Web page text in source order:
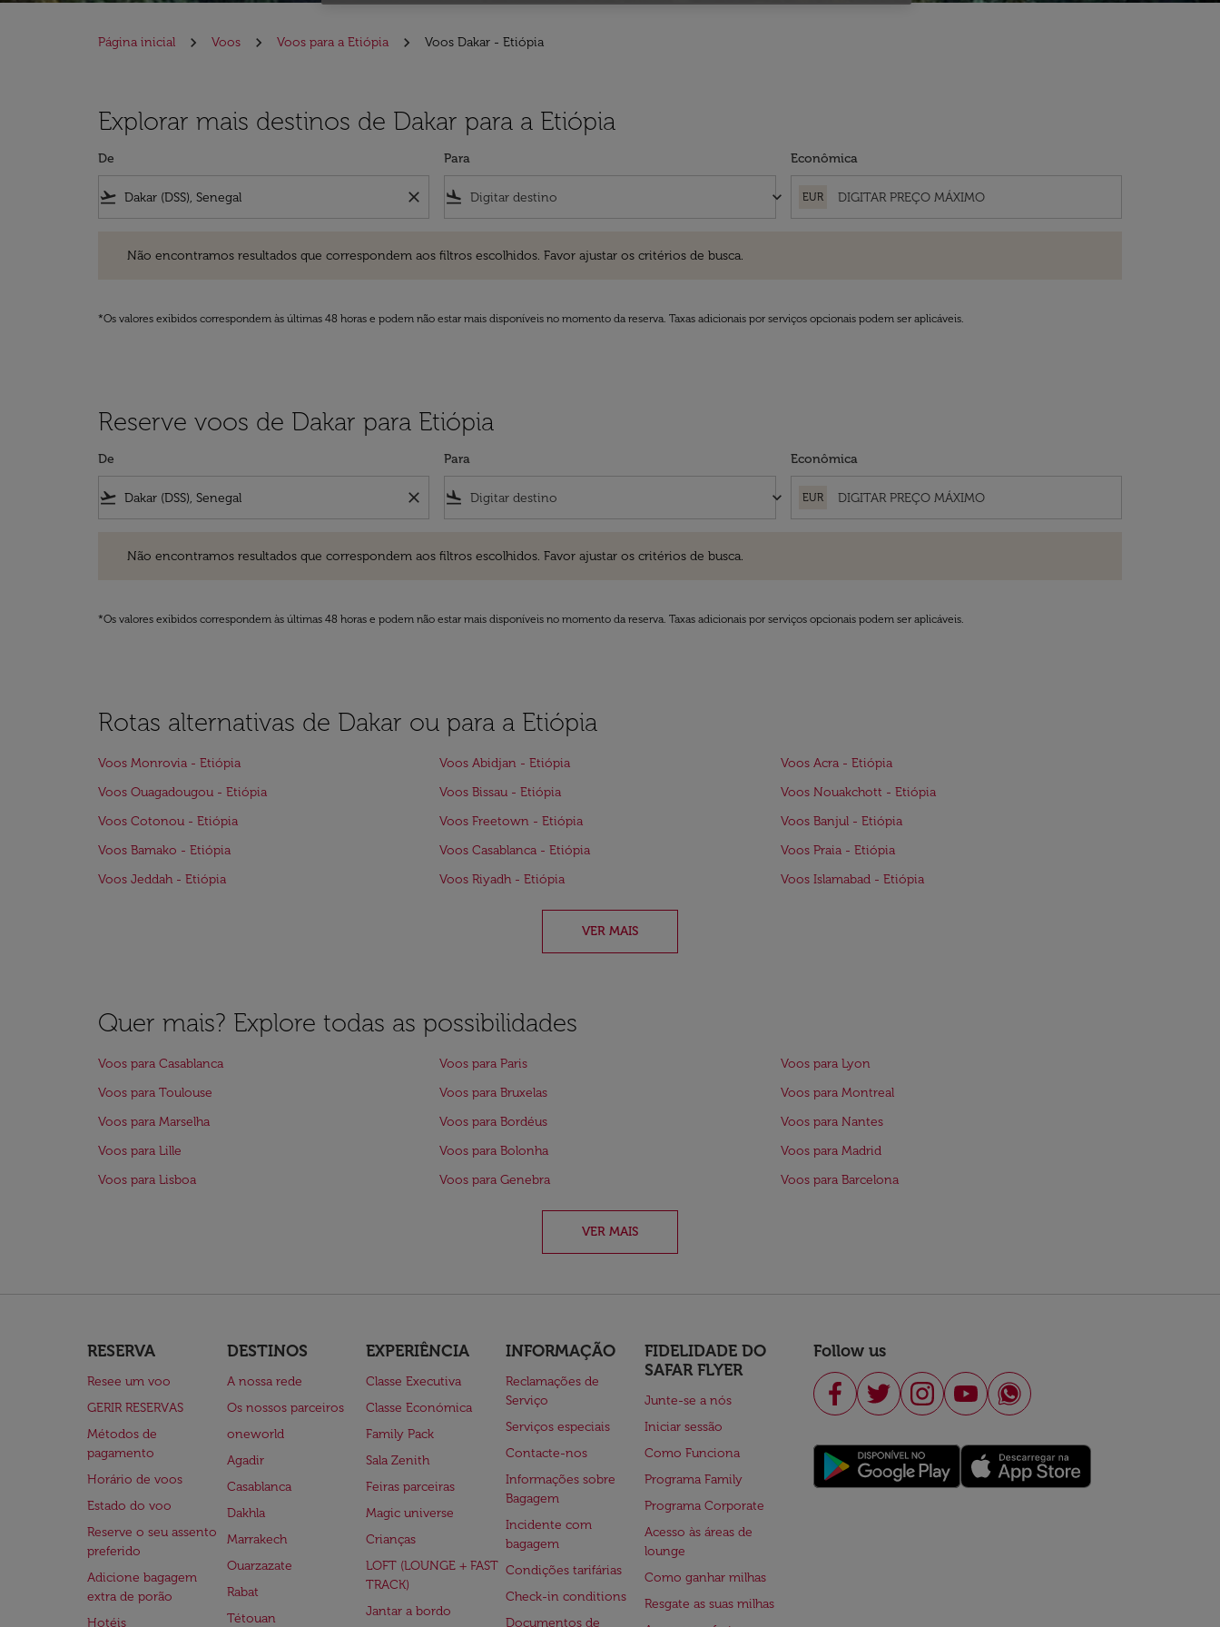
Página inicial Voos Voos para a Etiópia Voos Dakar - Etiópia
Explorar mais destinos de Dakar para a Etiópia
De
flight_takeoff close
Para
flight_land keyboard_arrow_down
Econômica
EUR
Não encontramos resultados que correspondem aos filtros escolhidos. Favor ajustar os critérios de busca.
*Os valores exibidos correspondem às últimas 48 horas e podem não estar mais disponíveis no momento da reserva. Taxas adicionais por serviços opcionais podem ser aplicáveis.
Reserve voos de Dakar para Etiópia
De
flight_takeoff close
Para
flight_land keyboard_arrow_down
Econômica
EUR
Não encontramos resultados que correspondem aos filtros escolhidos. Favor ajustar os critérios de busca.
*Os valores exibidos correspondem às últimas 48 horas e podem não estar mais disponíveis no momento da reserva. Taxas adicionais por serviços opcionais podem ser aplicáveis.
Rotas alternativas de Dakar ou para a Etiópia
Voos Monrovia - Etiópia Voos Abidjan - Etiópia
Voos Acra - Etiópia
Voos Ouagadougou - Etiópia
Voos Bissau - Etiópia
Voos Nouakchott - Etiópia
Voos Cotonou - Etiópia
Voos Freetown - Etiópia
Voos Banjul - Etiópia
Voos Bamako - Etiópia
Voos Casablanca - Etiópia
Voos Praia - Etiópia
Voos Jeddah - Etiópia
Voos Riyadh - Etiópia Voos Islamabad - Etiópia
VER MAIS
Quer mais? Explore todas as possibilidades
Voos para Casablanca Voos para Paris
Voos para Lyon
Voos para Toulouse
Voos para Bruxelas
Voos para Montreal
Voos para Marselha
Voos para Bordéus
Voos para Nantes
Voos para Lille
Voos para Bolonha
Voos para Madrid
Voos para Lisboa
Voos para Genebra Voos para Barcelona
VER MAIS
RESERVA
Resee um voo
GERIR RESERVAS
Métodos de
pagamento
Horário de voos
Estado do voo
Reserve o seu assento
preferido
Adicione bagagem
extra de porão
Hotéis
DESTINOS
A nossa rede
Os nossos parceiros
oneworld
Agadir
Casablanca
Dakhla
Marrakech
Ouarzazate
Rabat
Tétouan
EXPERIÊNCIA
Classe Executiva
Classe Económica
Family Pack
Sala Zenith
Feiras parceiras
Magic universe
Crianças
LOFT (LOUNGE + FAST
TRACK)
Jantar a bordo
INFORMAÇÃO
Reclamações de
Serviço
Serviços especiais
Contacte-nos
Informações sobre
Bagagem
Incidente com
bagagem
Condições tarifárias
Check-in conditions
Documentos de
FIDELIDADE DO
SAFAR FLYER
Junte-se a nós
Iniciar sessão
Como Funciona
Programa Family
Programa Corporate
Acesso às áreas de
lounge
Como ganhar milhas
Resgate as suas milhas
Follow us